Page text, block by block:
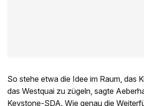
So stehe etwa die Idee im Raum, das
das Westquai zu zügeln, sagte
Keystone-SDA. Wie genau die